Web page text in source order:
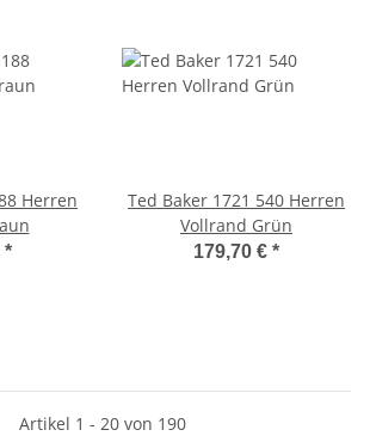
Herren
*
Ted Baker 1721 540 Herren
Vollrand Grün
179,70 € *
Artikel 1 - 20 von 190